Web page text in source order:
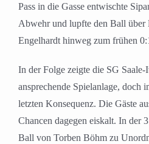
Pass in die Gasse entwischte
Abwehr und lupfte den Ball über
Engelhardt hinweg zum frühen
In der Folge zeigte die SG
ansprechende Spielanlage, doch
letzten Konsequenz. Die Gäste
Chancen dagegen eiskalt. In der
Ball von Torben Böhm zu